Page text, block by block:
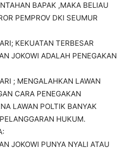
BAPAK ,MAKA BELIAU
PEMPROV DKI SEUMUR
KEKUATAN TERBESAR
JOKOWI ADALAH PENEGAKAN
; MENGALAHKAN LAWAN
CARA PENEGAKAN
LAWAN POLTIK BANYAK
HUKUM.
JOKOWI PUNYA NYALI ATAU